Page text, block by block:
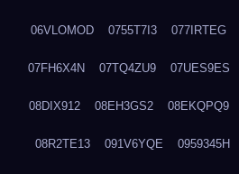
06VLOMOD 0755T7I3 077IRTEG
07FH6X4N 07TQ4ZU9 07UES9ES
08DIX912 08EH3GS2 08EKQPQ9
08R2TE13 091V6YQE 0959345H